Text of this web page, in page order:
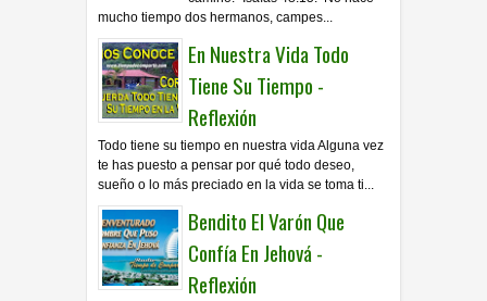
mucho tiempo dos hermanos, campes...
En Nuestra Vida Todo
Tiene Su Tiempo -
Reflexión
Todo tiene su tiempo en nuestra vida Alguna vez
te has puesto a pensar por qué todo deseo,
sueño o lo más preciado en la vida se toma ti...
Bendito El Varón Que
Confía En Jehová -
Reflexión